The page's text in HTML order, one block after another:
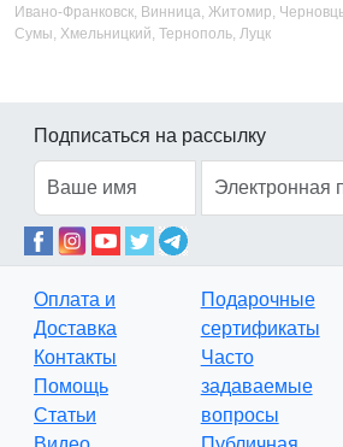
Ивано-Франковск, Винница, Житомир,
Сумы, Хмельницкий, Тернополь, Луцк
Подписаться на рассылку
Оплата и
Доставка
Контакты
Помощь
Статьи
Подарочные
сертификаты
Часто
задаваемые
вопросы